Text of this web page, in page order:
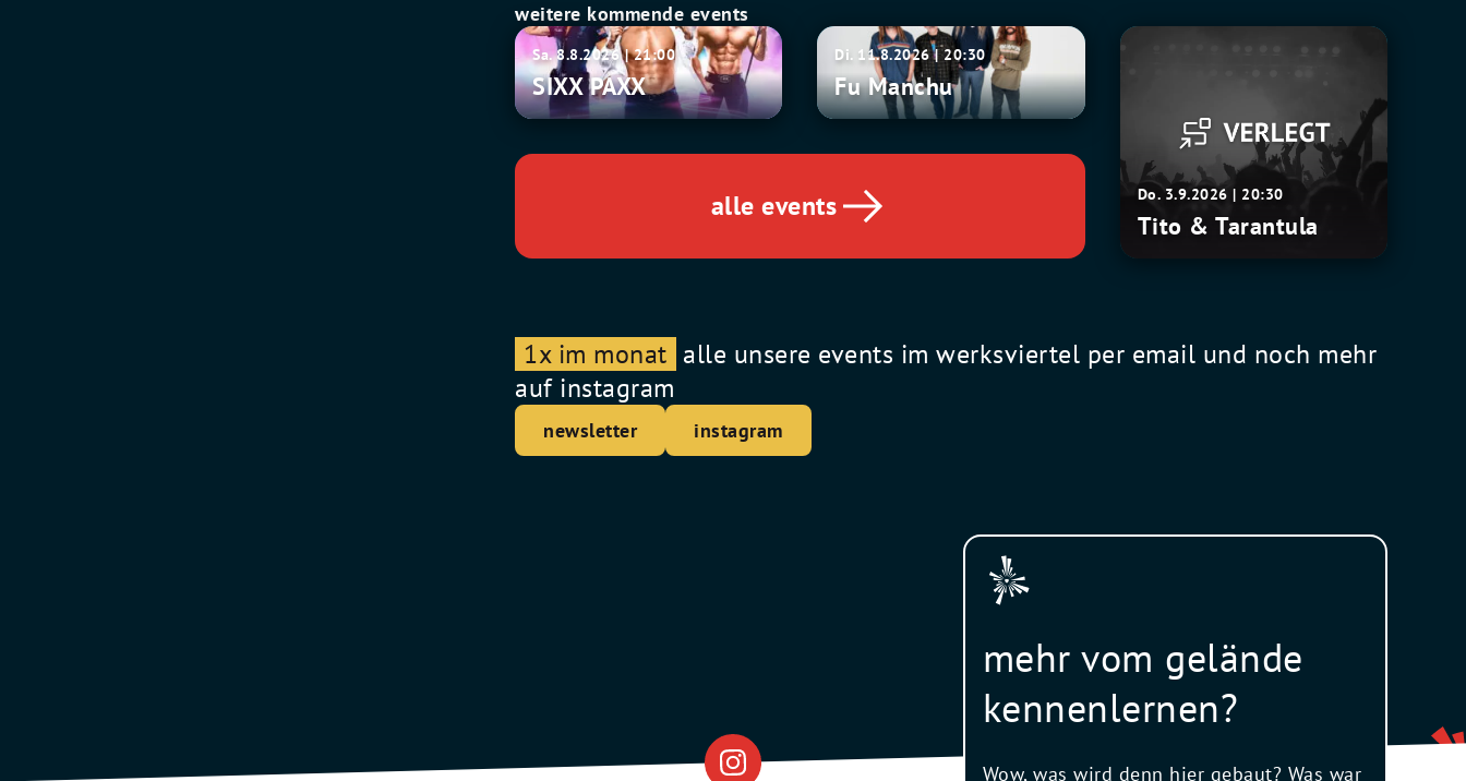
weitere kommende events
SIXX
PAXX
Sa. 8.8.2026 | 21:00
SIXX PAXX
Fu
Manchu
Di. 11.8.2026 | 20:30
Fu Manchu
Tito
Do. 3.9.2026 | 20:30
Tito & Tarantula
alle events
1x im monat alle unsere events im werksviertel per email und noch mehr
auf instagram
newsletter instagram
mehr vom gelände
kennenlernen?
Wow, was wird denn hier gebaut? Was war